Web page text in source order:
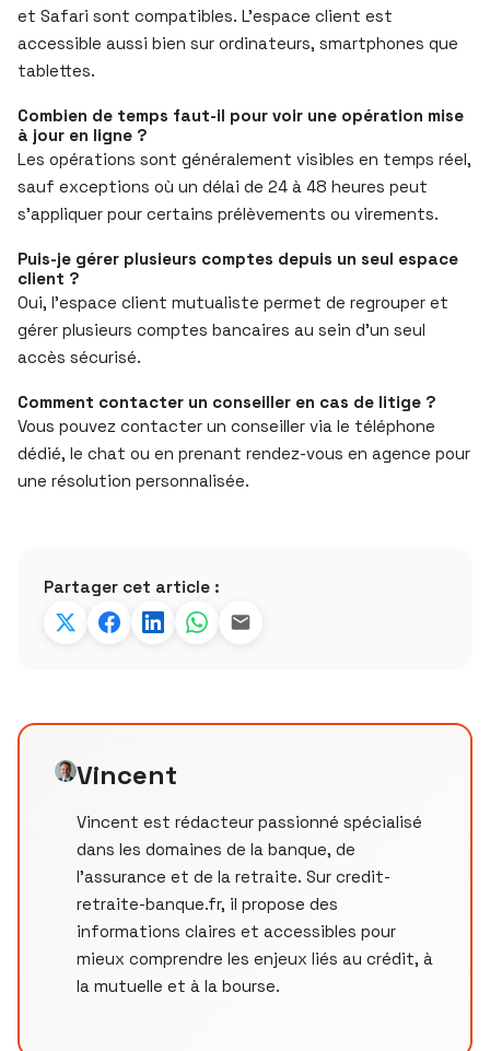
et Safari sont compatibles. L’espace client est
accessible aussi bien sur ordinateurs, smartphones que
tablettes.
Combien de temps faut-il pour voir une opération mise
à jour en ligne ?
Les opérations sont généralement visibles en temps réel,
sauf exceptions où un délai de 24 à 48 heures peut
s’appliquer pour certains prélèvements ou virements.
Puis-je gérer plusieurs comptes depuis un seul espace
client ?
Oui, l’espace client mutualiste permet de regrouper et
gérer plusieurs comptes bancaires au sein d’un seul
accès sécurisé.
Comment contacter un conseiller en cas de litige ?
Vous pouvez contacter un conseiller via le téléphone
dédié, le chat ou en prenant rendez-vous en agence pour
une résolution personnalisée.
Partager cet article :
Vincent
Vincent est rédacteur passionné spécialisé
dans les domaines de la banque, de
l'assurance et de la retraite. Sur credit-
retraite-banque.fr, il propose des
informations claires et accessibles pour
mieux comprendre les enjeux liés au crédit, à
la mutuelle et à la bourse.